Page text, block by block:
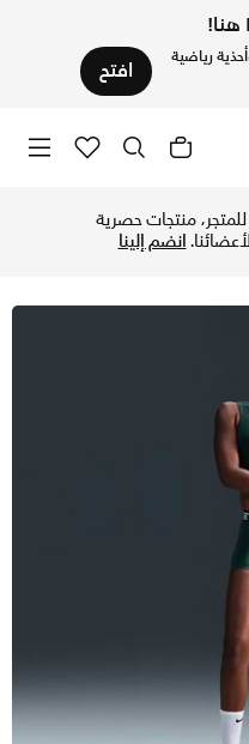
رياضية افتح
منتجات حصرية
انضم إلينا